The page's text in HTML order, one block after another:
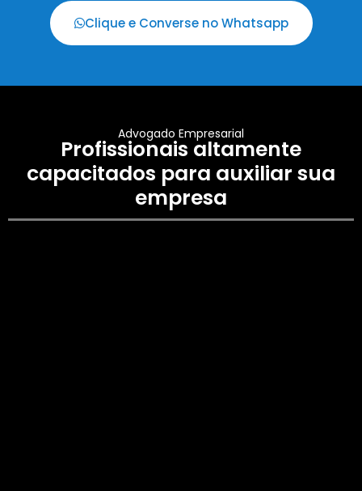
Clique e Converse no Whatsapp
Advogado Empresarial
Profissionais altamente
capacitados para auxiliar sua
empresa